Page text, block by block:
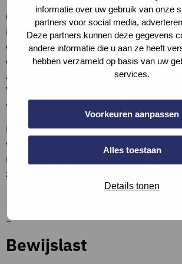
informatie over uw gebruik van onze
partners voor social media,
Deze partners kunnen deze gegevens
andere informatie die u aan ze heeft
hebben verzameld op basis van uw
services.
Voorkeuren aanpassen
Alles toestaan
Details tonen
Om te voldoen het minimale criterium
inkopen van nieuw te bouwen
dient ten minste 60% van de
criterium (en andere geluidcriteria) te
A en B dienen alle werplekken aan dit
Voor spreekkamers en vergadercentra
van duurzaam inkopen 6 dB strengere
Er wordt aan klasse A uit het PvE Frisse
voldaan indien DnT,A = 31 dB wordt
met wand zonder kieren en een deur van
zeer goed aangedrukte kierdichting
–
Bewijslast